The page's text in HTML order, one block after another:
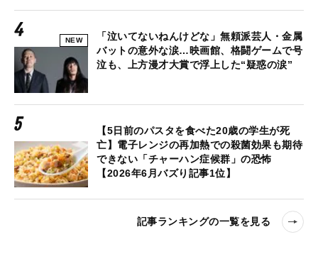
NEW
「泣いてないねんけどな」無頼派芸人・金属
バットの意外な涙…映画館、格闘ゲームで号
泣も、上方漫才大賞で浮上した“疑惑の涙”
【5日前のパスタを食べた20歳の学生が死
亡】電子レンジの再加熱での殺菌効果も期待
できない「チャーハン症候群」の恐怖
【2026年6月バズり記事1位】
記事ランキングの一覧を見る